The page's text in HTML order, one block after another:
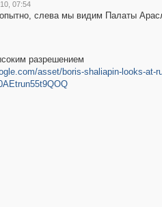
07:54
слева мы видим Палаты
разрешением
asset/boris-shaliapin-looks-at-